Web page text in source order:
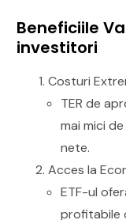
Beneficiile
investitori
Costuri
TER de
mai mici
nete.
Acces la
ETF-ul
profitabile